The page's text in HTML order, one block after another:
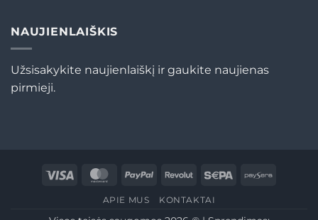
NAUJIENLAIŠKIS
Užsisakykite naujienlaiškį ir gaukite naujienas
pirmieji.
Visa MasterCardPayPal Revolut Sepa Paysera
APIE MUS KONTAKTAI